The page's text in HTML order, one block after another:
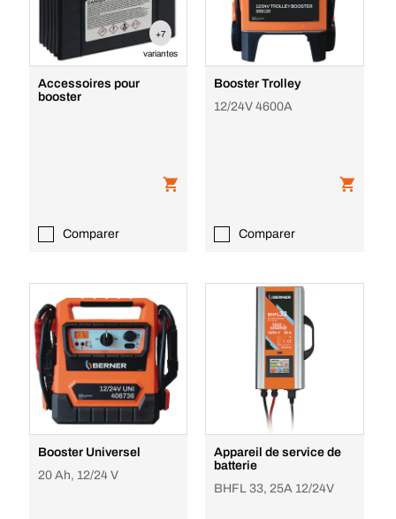
+7
variantes
Accessoires pour
booster
Comparer
Booster Trolley
12/24V 4600A
Comparer
Booster Universel
20 Ah, 12/24 V
Appareil de service de
batterie
BHFL 33, 25A 12/24V